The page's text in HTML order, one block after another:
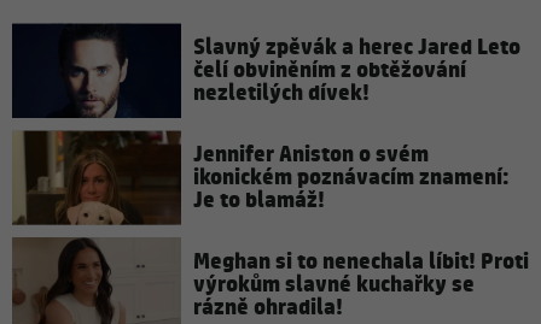
Slavný zpěvák a herec Jared Leto
čelí obviněním z obtěžování
nezletilých dívek!
Jennifer Aniston o svém
ikonickém poznávacím znamení:
Je to blamáž!
Meghan si to nenechala líbit! Proti
výrokům slavné kuchařky se
rázně ohradila!